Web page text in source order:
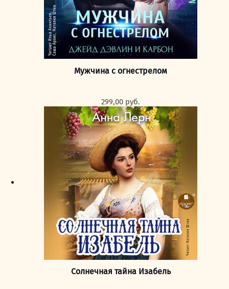
Мужчина с огнестрелом
299,00 руб.
Солнечная тайна Изабель